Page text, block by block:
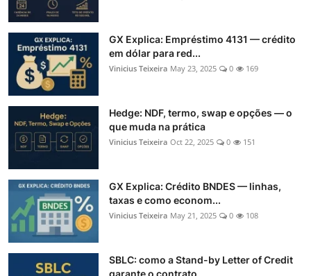
GX Explica: Empréstimo 4131 — crédito
em dólar para red...
Vinicius Teixeira May 23, 2025 0 169
Hedge: NDF, termo, swap e opções — o
que muda na prática
Vinicius Teixeira Oct 22, 2025 0 151
GX Explica: Crédito BNDES — linhas,
taxas e como econom...
Vinicius Teixeira May 21, 2025 0 108
SBLC: como a Stand-by Letter of Credit
garante o contrato